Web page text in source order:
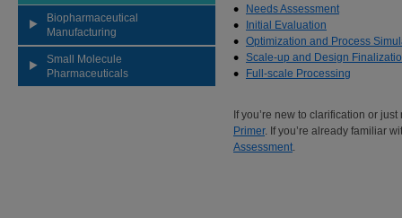
Biopharmaceutical
Manufacturing
Small Molecule
Pharmaceuticals
Needs Assessment
Initial Evaluation
Optimization and Process
Scale-up and Design
Full-scale Processing
If you’re new to clarification or
Primer. If you’re already familiar
Assessment.